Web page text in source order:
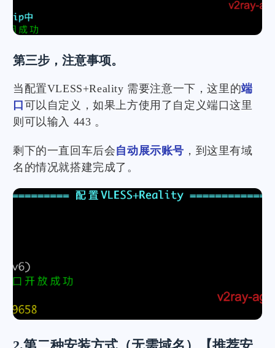
第三步，注意事项。
当配置VLESS+Reality 需要注意一下，这里的端
口 可以自定义，如果上方使用了自定义端口这里
则可以输入 443 。
剩下的一直回车后会自动展示账号 ，到这里有域
名的情况就搭建完成了。